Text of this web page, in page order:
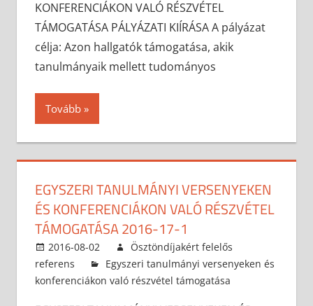
KONFERENCIÁKON VALÓ RÉSZVÉTEL
TÁMOGATÁSA PÁLYÁZATI KIÍRÁSA A pályázat
célja: Azon hallgatók támogatása, akik
tanulmányaik mellett tudományos
Tovább
EGYSZERI TANULMÁNYI VERSENYEKEN
ÉS KONFERENCIÁKON VALÓ RÉSZVÉTEL
TÁMOGATÁSA 2016-17-1
2016-08-02
Ösztöndíjakért felelős
referens
Egyszeri tanulmányi versenyeken és
konferenciákon való részvétel támogatása